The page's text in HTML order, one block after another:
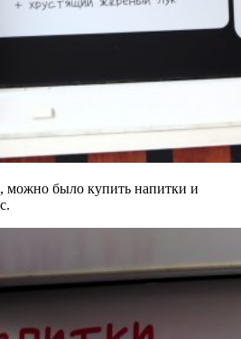
можно было купить напитки и